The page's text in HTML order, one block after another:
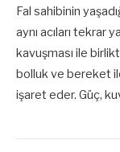
Fal sahibinin
aynı acıları tekrar
kavuşması ile
bolluk ve bereket
işaret eder. Güç,